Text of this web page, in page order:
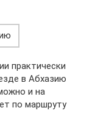
практически
в Абхазию
и на
по маршруту